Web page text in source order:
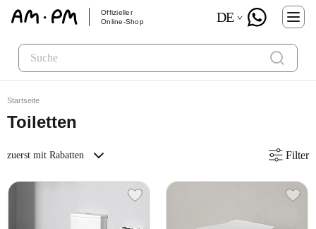
Offizieller
Online-Shop
DE
Startseite
Toiletten
zuerst mit Rabatten Filter